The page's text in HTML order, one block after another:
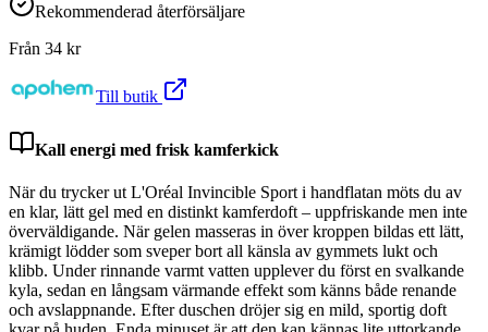
Rekommenderad återförsäljare
Från 34 kr
Till butik
Kall energi med frisk kamferkick
När du trycker ut L'Oréal Invincible Sport i handflatan möts du av
en klar, lätt gel med en distinkt kamferdoft – uppfriskande men inte
överväldigande. När gelen masseras in över kroppen bildas ett lätt,
krämigt lödder som sveper bort all känsla av gymmets lukt och
klibb. Under rinnande varmt vatten upplever du först en svalkande
kyla, sedan en långsam värmande effekt som känns både renande
och avslappnande. Efter duschen dröjer sig en mild, sportig doft